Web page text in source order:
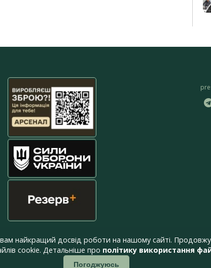
найкращий досвід роботи на нашому сайті.
cookie. Детальніше про політику використання
Погоджуюсь